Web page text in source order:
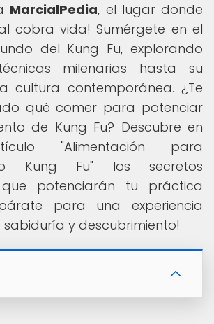
MarcialPedia, el lugar donde
cobra vida! Sumérgete en el
del Kung Fu, explorando
milenarias hasta su
cultura contemporánea. ¿Te
qué comer para potenciar
de Kung Fu? Descubre en
"Alimentación para
Kung Fu" los secretos
que potenciarán tu práctica
para una experiencia
sabiduría y descubrimiento!